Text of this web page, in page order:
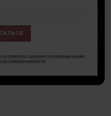
на обработку и хранение персональных данных
конфиденциальности